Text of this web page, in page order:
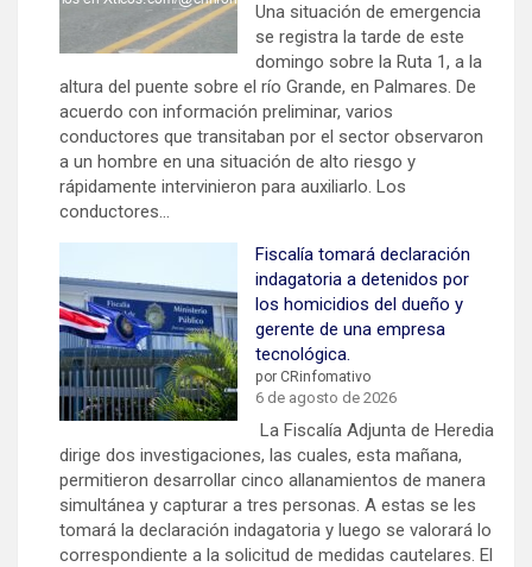
Una situación de emergencia
se registra la tarde de este
domingo sobre la Ruta 1, a la
altura del puente sobre el río Grande, en Palmares. De
acuerdo con información preliminar, varios
conductores que transitaban por el sector observaron
a un hombre en una situación de alto riesgo y
rápidamente intervinieron para auxiliarlo. Los
conductores…
Fiscalía tomará declaración
indagatoria a detenidos por
los homicidios del dueño y
gerente de una empresa
tecnológica.
por CRinfomativo
6 de agosto de 2026
La Fiscalía Adjunta de Heredia
dirige dos investigaciones, las cuales, esta mañana,
permitieron desarrollar cinco allanamientos de manera
simultánea y capturar a tres personas. A estas se les
tomará la declaración indagatoria y luego se valorará lo
correspondiente a la solicitud de medidas cautelares. El